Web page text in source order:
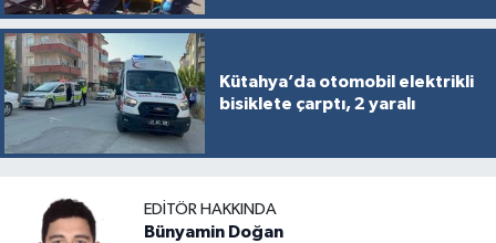
Kütahya’da otomobil elektrikli
bisiklete çarptı, 2 yaralı
EDITÖR HAKKINDA
Bünyamin Doğan